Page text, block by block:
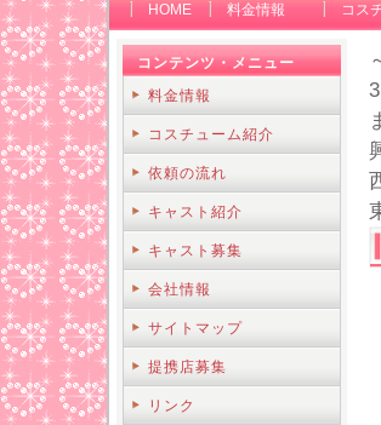
HOME 料金情報 コス
コンテンツ・メニュー
料金情報
コスチューム紹介
依頼の流れ
キャスト紹介
キャスト募集
会社情報
サイトマップ
提携店募集
リンク